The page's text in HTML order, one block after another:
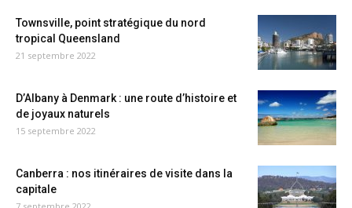
Townsville, point stratégique du nord
tropical Queensland
21 septembre 2022
D’Albany à Denmark : une route d’histoire et
de joyaux naturels
15 septembre 2022
Canberra : nos itinéraires de visite dans la
capitale